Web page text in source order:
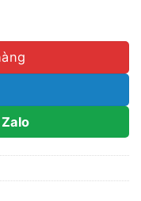
Fade số lượng